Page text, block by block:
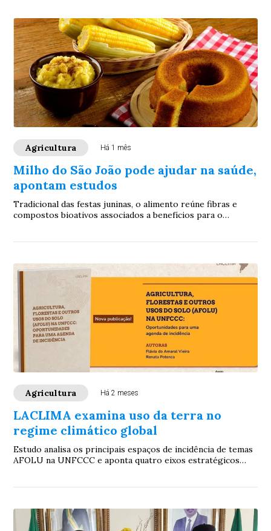
Agricultura Há 1 mês
Milho do São João pode ajudar na saúde,
apontam estudos
Tradicional das festas juninas, o alimento reúne fibras e
compostos bioativos associados a benefícios para o
Agricultura Há 2 meses
LACLIMA examina uso da terra no
regime climático global
Estudo analisa os principais espaços de incidência de temas
AFOLU na UNFCCC e aponta quatro eixos estratégicos